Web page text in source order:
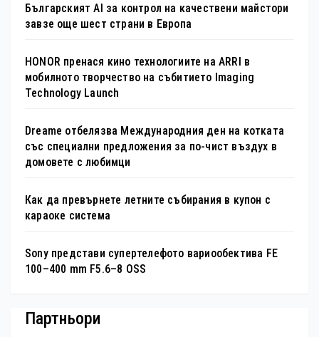
Българският AI за контрол на качествени майстори
завзе още шест страни в Европа
HONOR пренася кино технологиите на ARRI в
мобилното творчество на събитието Imaging
Technology Launch
Dreame отбелязва Международния ден на котката
със специални предложения за по-чист въздух в
домовете с любимци
Как да превърнете летните събирания в купон с
караоке система
Sony представи супертелефото вариообектива FE
100–400 mm F5.6–8 OSS
Партньори